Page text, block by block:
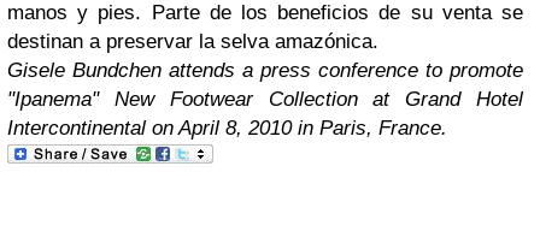
manos y pies. Parte de los beneficios de su venta se
destinan a preservar la selva amazónica.
Gisele Bundchen attends a press conference to promote
"Ipanema" New Footwear Collection at Grand Hotel
Intercontinental on April 8, 2010 in Paris, France.